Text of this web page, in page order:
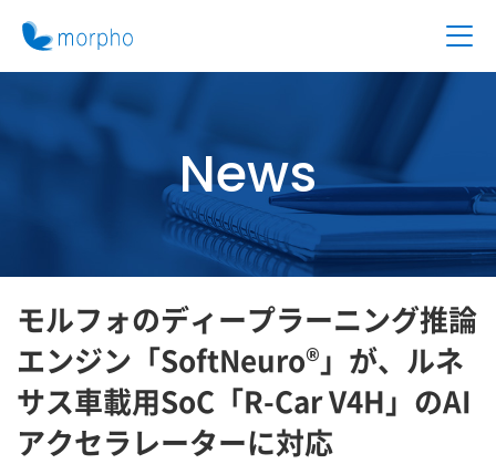
News
モルフォのディープラーニング推論
エンジン「SoftNeuro®」が、ルネ
サス車載用SoC「R-Car V4H」のAI
アクセラレーターに対応